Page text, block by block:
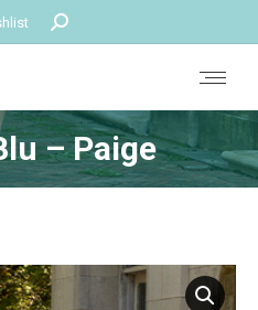
Zoeken:
– Paige
hier: